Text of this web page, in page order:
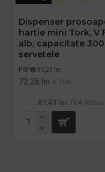
Dispenser
hartie mini Tork, V
alb, capacitate 300
servetele
PRP 90,33 lei
72,26 lei + TVA
87,43 lei TVA inclus